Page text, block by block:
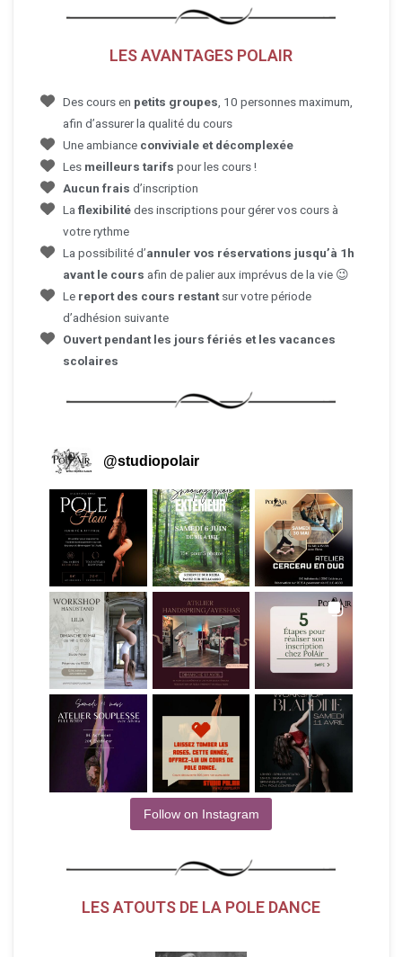
LES AVANTAGES POLAIR
Des cours en petits groupes, 10 personnes maximum,
afin d’assurer la qualité du cours
Une ambiance conviviale et décomplexée
Les meilleurs tarifs pour les cours !
Aucun frais d’inscription
Laflexibilitédes inscriptions pour gérer vos cours à
votre rythme
La possibilité d’annuler vos réservations jusqu’à 1h
avant le cours afin de palier aux imprévus de la vie 😉
Le report des cours restantsur votre période
d’adhésion suivante
Ouvert pendant les jours fériés et les vacances
scolaires
@studiopolair
Follow on Instagram
LES ATOUTS DE LA POLE DANCE